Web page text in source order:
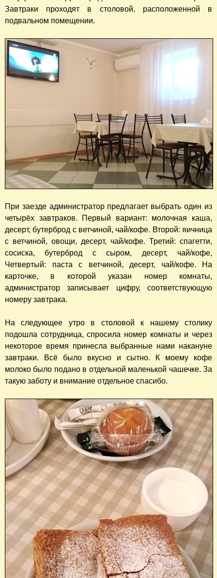
Завтраки проходят в столовой, расположенной в
подвальном помещении.
При заезде администратор предлагает выбрать один из
четырёх завтраков. Первый вариант: молочная каша,
десерт, бутерброд с ветчиной, чай/кофе. Второй: яичница
с ветчиной, овощи, десерт, чай/кофе. Третий: спагетти,
сосиска, бутерброд с сыром, десерт, чай/кофе,
Четвертый: паста с ветчиной, десерт, чай/кофе. На
карточке, в которой указан номер комнаты,
администратор записывает цифру, соответствующую
номеру завтрака.
На следующее утро в столовой к нашему столику
подошла сотрудница, спросила номер комнаты и через
некоторое время принесла выбранные нами накануне
завтраки. Всё было вкусно и сытно. К моему кофе
молоко было подано в отдельной маленькой чашечке. За
такую заботу и внимание отдельное спасибо.